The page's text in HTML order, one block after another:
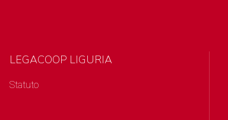
LEGACOOP LIGURIA
Statuto